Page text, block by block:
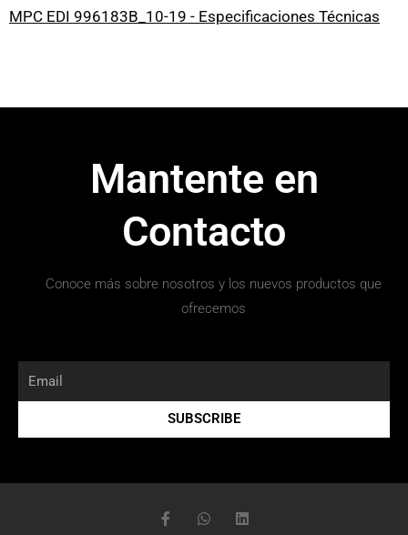
MPC EDI 996183B_10-19 - Especificaciones Técnicas
Mantente en
Contacto
Conoce más sobre nosotros y los nuevos productos que
ofrecemos
SUBSCRIBE